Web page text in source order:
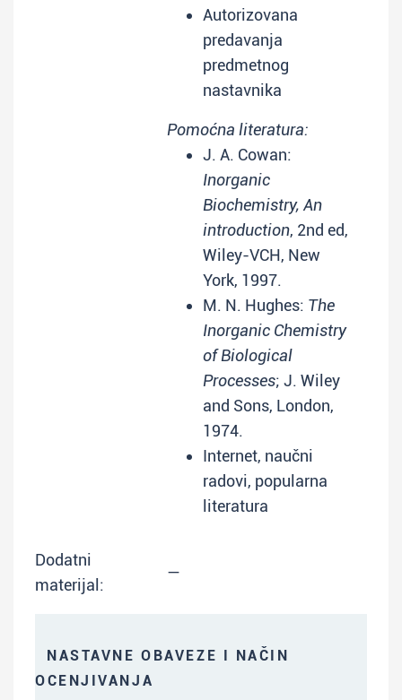
Autorizovana
predavanja
predmetnog
nastavnika
Pomoćna literatura:
J. A. Cowan:
Inorganic
Biochemistry, An
introduction, 2nd ed,
Wiley-VCH, New
York, 1997.
M. N. Hughes: The
Inorganic Chemistry
of Biological
Processes; J. Wiley
and Sons, London,
1974.
Internet, naučni
radovi, popularna
literatura
Dodatni
materijal:
—
NASTAVNE OBAVEZE I NAČIN
OCENJIVANJA